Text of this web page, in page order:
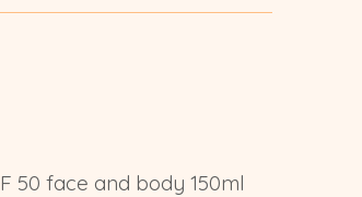
50 face and body 150ml